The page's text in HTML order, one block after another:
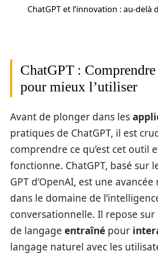
ChatGPT et l’innovation : au-delà
ChatGPT :
pour mieux l’utiliser
Avant de plonger dans les
pratiques de ChatGPT, il est
comprendre ce qu’est cet outil
fonctionne. ChatGPT, basé sur
GPT d’OpenAI, est une
dans le domaine de
conversationnelle. Il repose
de langage entraîné pour
langage naturel avec les